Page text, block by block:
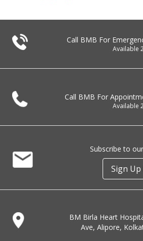
Call BMB For
Available
Call BMB For
Available
Subscribe to
Sign
BM Birla Heart
Ave, Alipore,